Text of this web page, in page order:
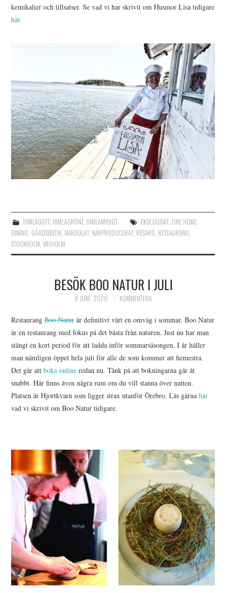
kemikalier och tillsatser. Se vad vi har skrivit om Husmor Lisa tidigare
här.
HIMLAGOTT, HIMLAGRÖNT, HIMLAMYSIGT EKOLOGISKT, FINE HOME
DINING, GÅRDSBUTIK, NÄRODLAT, NÄRPRODUCERAT, RESARÖ, RESTAURANG,
STOCKHOLM,VAXHOLM
BESÖK BOO NATUR I JULI
8 JUNI, 2020 KOMMENTERA
RestaurangBoo Naturär definitivt värt en omväg i sommar. Boo Natur
är en restaurang med fokus på det bästa från naturen. Just nu har man
stängt en kort period för att ladda inför sommarsäsongen. I år håller
man nämligen öppet hela juli för alle de som kommer att hemestra.
Det går attboka online redan nu. Tänk på att bokningarna går åt
snabbt. Här finns även några rum om du vill stanna över natten.
Platsen är Hjortkvarn som ligger strax utanför Örebro. Läs gärnahär
vad vi skrivit om Boo Natur tidigare.